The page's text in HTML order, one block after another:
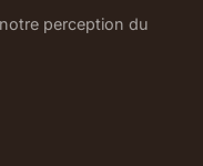
perception du